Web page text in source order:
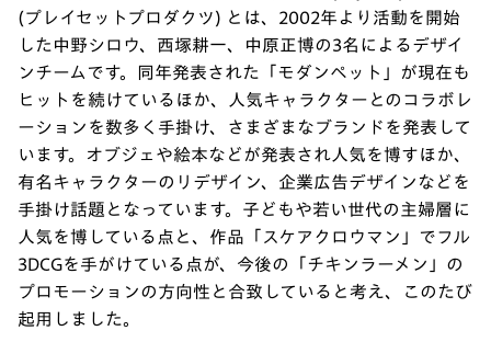
(プレイセットプロダクツ) とは、2002年より活動を開始
した中野シロウ、西塚耕一、中原正博の3名によるデザイ
ンチームです。同年発表された「モダンペット」が現在も
ヒットを続けているほか、人気キャラクターとのコラボレ
ーションを数多く手掛け、さまざまなブランドを発表して
います。オブジェや絵本などが発表され人気を博すほか、
有名キャラクターのリデザイン、企業広告デザインなどを
手掛け話題となっています。子どもや若い世代の主婦層に
人気を博している点と、作品「スケアクロウマン」でフル
3DCGを手がけている点が、今後の「チキンラーメン」の
プロモーションの方向性と合致していると考え、このたび
起用しました。